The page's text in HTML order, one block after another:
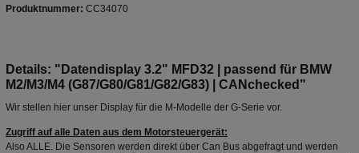
Produktnummer: CC34070
Details: "Datendisplay 3.2" MFD32 | passend für BMW
M2/M3/M4 (G87/G80/G81/G82/G83) | CANchecked"
Wir stellen hier unser Display für die M-Modelle der G-Serie vor.
Zugriff auf alle Daten aus dem Motorsteuergerät:
Also ALLE. Die Sensoren werden direkt über Can Bus abgefragt und werden